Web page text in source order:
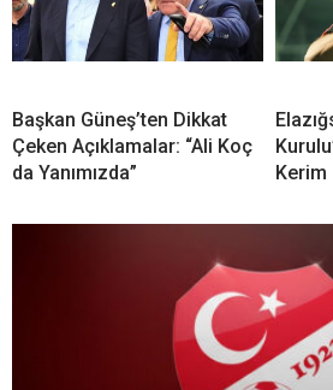
Başkan Güneş’ten Dikkat
Çeken Açıklamalar: “Ali Koç
da Yanımızda”
Kerim